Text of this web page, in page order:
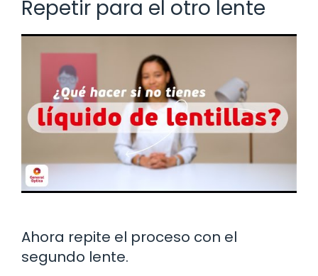
Repetir para el otro lente
Ahora repite el proceso con el
segundo lente.